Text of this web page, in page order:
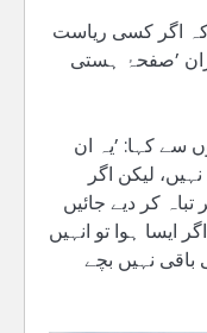
کہ اگر کسی ریاست
’صفحۂ ہستی
سے کہا: ’یہ ان
لیکن اگر
کر دیے جائیں
ایسا ہوا تو انہیں
باقی نہیں بچے